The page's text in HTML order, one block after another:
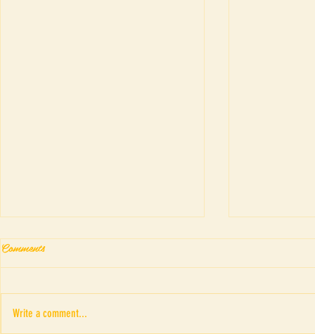
Fringe
Comments
Write a comment...